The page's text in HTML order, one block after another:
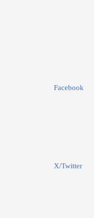
Facebook
X/Twitter